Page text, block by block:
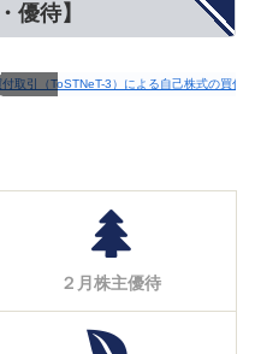
優待】
取引（ToSTNeT-3）による自己株式の買付
２月株主優待